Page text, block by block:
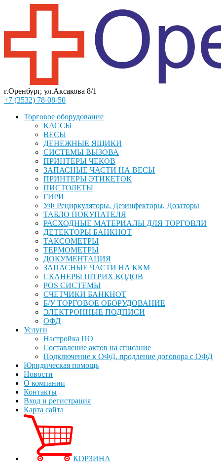
г.Оренбург, ул.Аксакова 8/1
+7 (3532) 78-08-50
Торговое оборудование
КАССЫ
ВЕСЫ
ДЕНЕЖНЫЕ ЯЩИКИ
СИСТЕМЫ ВЫЗОВА
ПРИНТЕРЫ ЧЕКОВ
ЗАПАСНЫЕ ЧАСТИ НА ВЕСЫ
ПРИНТЕРЫ ЭТИКЕТОК
ПИСТОЛЕТЫ
ГИРИ
УФ Рециркуляторы, Дезинфекторы, Дозаторы
ТАБЛО ПОКУПАТЕЛЯ
РАСХОДНЫЕ МАТЕРИАЛЫ ДЛЯ ТОРГОВЛИ
ДЕТЕКТОРЫ БАНКНОТ
ТАКСОМЕТРЫ
ТЕРМОМЕТРЫ
ДОКУМЕНТАЦИЯ
ЗАПАСНЫЕ ЧАСТИ НА ККМ
СКАНЕРЫ ШТРИХ КОДОВ
POS СИСТЕМЫ
СЧЕТЧИКИ БАНКНОТ
Б/У ТОРГОВОЕ ОБОРУДОВАНИЕ
ЭЛЕКТРОННЫЕ ПОДПИСИ
ОФД
Услуги
Настройка ПО
Составление актов на списание
Подключение к ОФД, продление договора с ОФД
Юридическая помощь
Новости
О компании
Контакты
Вход и регистрация
Карта сайта
КОРЗИНА